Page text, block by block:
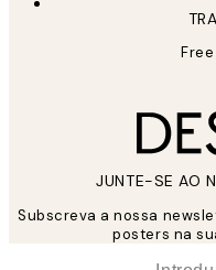
JUNTE-SE AO
Subscreva a nossa
posters na